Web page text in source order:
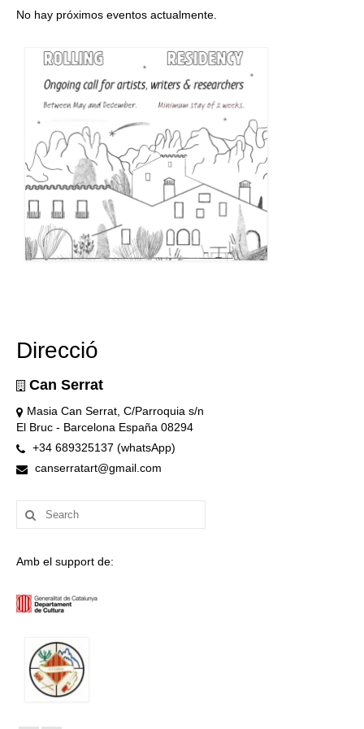
No hay próximos eventos actualmente.
Direcció
Can Serrat
Masia Can Serrat, C/Parroquia s/n
El Bruc - Barcelona España 08294
+34 689325137 (whatsApp)
canserratart@gmail.com
Search
for:
Amb el support de: